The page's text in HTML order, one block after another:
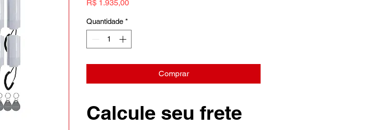
R$ 1.935,00Preço
Quantidade *
Comprar
Calcule seu frete